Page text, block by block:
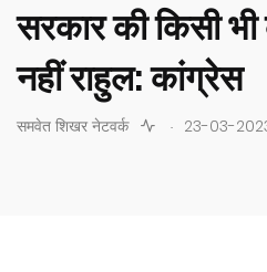
सरकार की किसी भी
नहीं राहुल: कांग्रेस
समवेत शिखर नेटवर्क . 23-03-